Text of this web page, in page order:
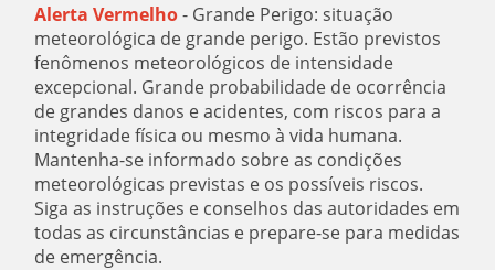
Alerta Vermelho- Grande Perigo: situação
meteorológica de grande perigo. Estão previstos
fenômenos meteorológicos de intensidade
excepcional. Grande probabilidade de ocorrência
de grandes danos e acidentes, com riscos para a
integridade física ou mesmo à vida humana.
Mantenha-se informado sobre as condições
meteorológicas previstas e os possíveis riscos.
Siga as instruções e conselhos das autoridades em
todas as circunstâncias e prepare-se para medidas
de emergência.